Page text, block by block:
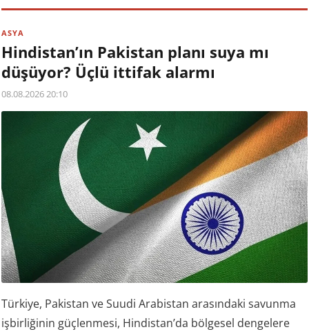
ASYA
Hindistan’ın Pakistan planı suya mı
düşüyor? Üçlü ittifak alarmı
08.08.2026 20:10
Türkiye, Pakistan ve Suudi Arabistan arasındaki savunma
işbirliğinin güçlenmesi, Hindistan’da bölgesel dengelere